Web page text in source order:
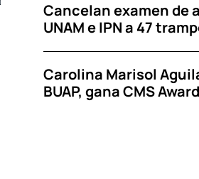
Cancelan examen de
UNAM e IPN a 47
Carolina Marisol
BUAP, gana CMS